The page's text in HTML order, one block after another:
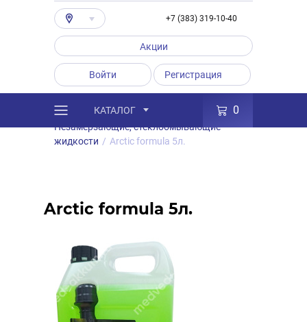
+7 (383) 319-10-40
Акции
Войти Регистрация
КАТАЛОГ 0
Каталог / Товары Автохимия
/
Незамерзающие, стеклоомывающие
жидкости / Arctic formula 5л.
Arctic formula 5л.